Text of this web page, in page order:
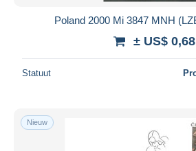
Poland 2000 Mi 3847 MNH
± US$ 0,68
Statuut
Nieuw